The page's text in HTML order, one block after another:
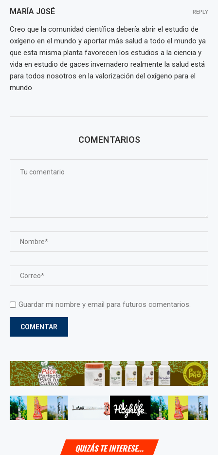
MARÍA JOSÉ
Creo que la comunidad científica debería abrir el estudio de
oxígeno en el mundo y aportar más salud a todo el mundo ya
que esta misma planta favorecen los estudios a la ciencia y
vida en estudio de gaces invernadero realmente la salud está
para todos nosotros en la valorización del oxígeno para el
mundo
REPLY
COMENTARIOS
Guardar mi nombre y email para futuros comentarios.
QUIZÁS TE INTERESE...